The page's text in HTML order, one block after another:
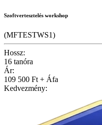
Szoftvertesztelés workshop
(MFTESTWS1)
Hossz:
16 tanóra
Ár:
109 500 Ft + Áfa
Kedvezmény: